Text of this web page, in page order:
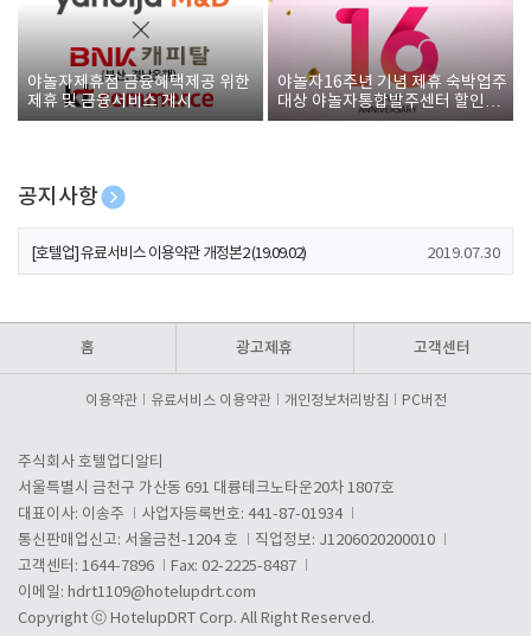
야놀자제휴점 금융혜택제공 위한
제휴 및 금융서비스 게시
야놀자16주년 기념 제휴 숙박업주
대상 야놀자통합발주센터 할인쿠
폰 증정
공지사항
[호텔업] 개인정보 처리방침 개정본1 (19.09.02)
[호텔업] 유료서비스 이용약관 개정본2 (19.09.02) 2019.07.30
홈 광고제휴 고객센터
이용약관 유료서비스 이용약관 개인정보처리방침 PC버전
주식회사 호텔업디알티
서울특별시 금천구 가산동 691 대륭테크노타운20차 1807호
대표이사: 이송주
사업자등록번호: 441-87-01934
통신판매업신고: 서울금천-1204 호
직업정보: J1206020200010
고객센터: 1644-7896
Fax: 02-2225-8487
이메일: hdrt1109@hotelupdrt.com
Copyright ⓒ HotelupDRT Corp. All Right Reserved.